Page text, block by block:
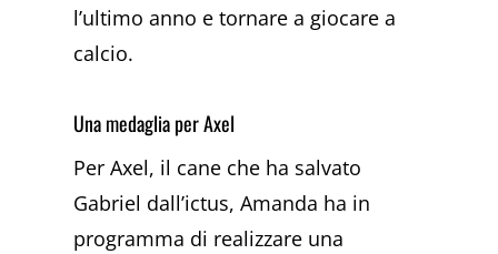
l’ultimo anno e tornare a giocare a
calcio.
Una medaglia per Axel
Per Axel, il cane che ha salvato
Gabriel dall’ictus, Amanda ha in
programma di realizzare una